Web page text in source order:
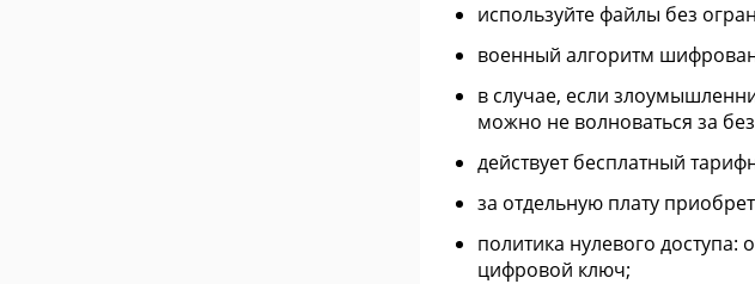
используйте файлы без
военный алгоритм
в случае, если
можно не волноваться за
действует бесплатный
за отдельную плату
политика нулевого доступа:
цифровой ключ;